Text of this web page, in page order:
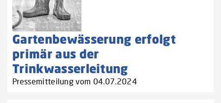
Gartenbewässerung erfolgt
primär aus der
Trinkwasserleitung
Pressemitteilung vom 04.07.2024